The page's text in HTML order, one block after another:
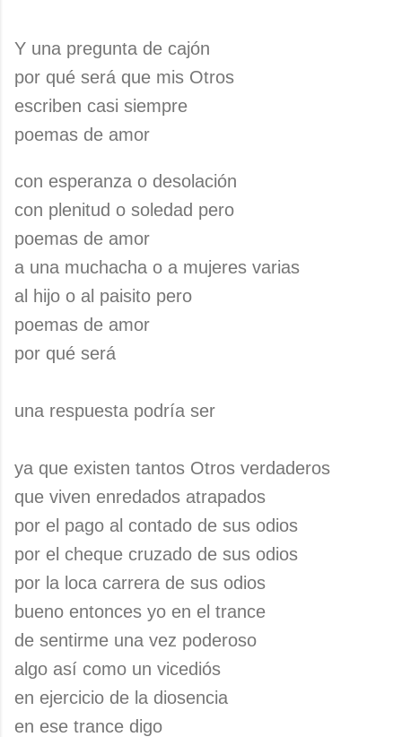
Y una pregunta de cajón
por qué será que mis Otros
escriben casi siempre
poemas de amor
con esperanza o desolación
con plenitud o soledad pero
poemas de amor
a una muchacha o a mujeres varias
al hijo o al paisito pero
poemas de amor
por qué será
una respuesta podría ser
ya que existen tantos Otros verdaderos
que viven enredados atrapados
por el pago al contado de sus odios
por el cheque cruzado de sus odios
por la loca carrera de sus odios
bueno entonces yo en el trance
de sentirme una vez poderoso
algo así como un vicediós
en ejercicio de la diosencia
en ese trance digo